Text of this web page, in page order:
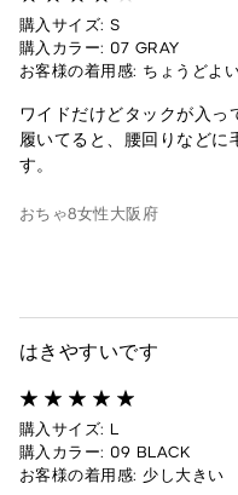
購入サイズ: S
購入カラー: 07 GRAY
お客様の着用感: ちょうどよ
ワイドだけどタックが入っ
履いてると、腰回りなどに
す。
おちゃ8女性 大阪府
はきやすいです
購入サイズ: L
購入カラー: 09 BLACK
お客様の着用感: 少し大きい